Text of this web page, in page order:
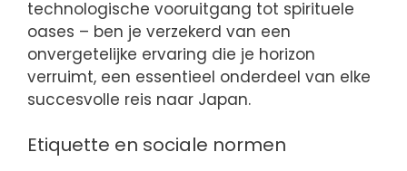
technologische vooruitgang tot spirituele
oases – ben je verzekerd van een
onvergetelijke ervaring die je horizon
verruimt, een essentieel onderdeel van elke
succesvolle reis naar Japan.
Etiquette en sociale normen